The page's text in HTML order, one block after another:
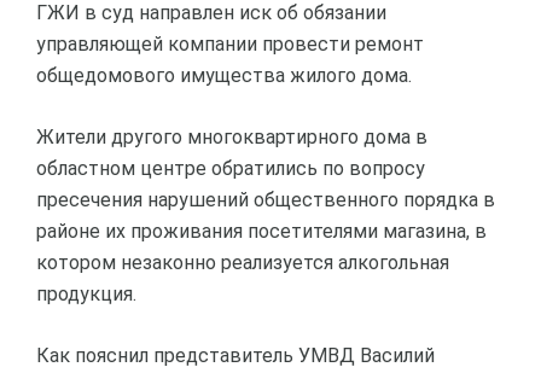
ГЖИ в суд направлен иск об обязании
управляющей компании провести ремонт
общедомового имущества жилого дома.
Жители другого многоквартирного дома в
областном центре обратились по вопросу
пресечения нарушений общественного порядка в
районе их проживания посетителями магазина, в
котором незаконно реализуется алкогольная
продукция.
Как пояснил представитель УМВД Василий